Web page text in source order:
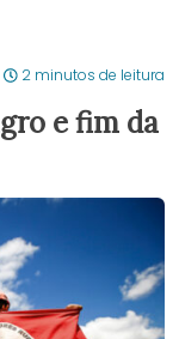
2 minutos de leitura
e fim da